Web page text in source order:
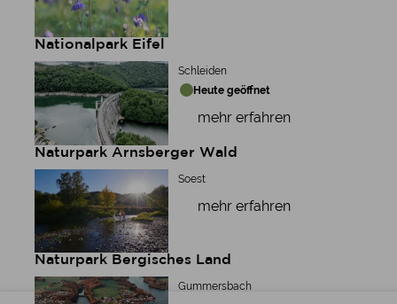
Nationalpark Eifel
Schleiden
Heute geöffnet
mehr erfahren
Naturpark Arnsberger Wald
Soest
mehr erfahren
Naturpark Bergisches Land
Gummersbach